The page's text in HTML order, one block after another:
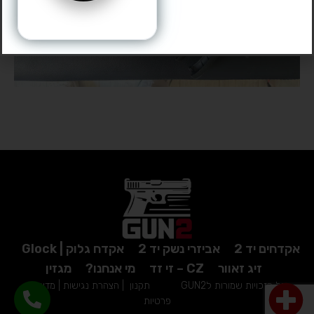
אקדחים יד 2 אביזרי נשק יד 2
אקדח גלוק | Glock
זיג זאוור
CZ – זי זד מי אנחנו? מגזין
כל הזכויות שמורות לGUN2 תקנון הצהרת נגישות
מדיניות
פרטיות